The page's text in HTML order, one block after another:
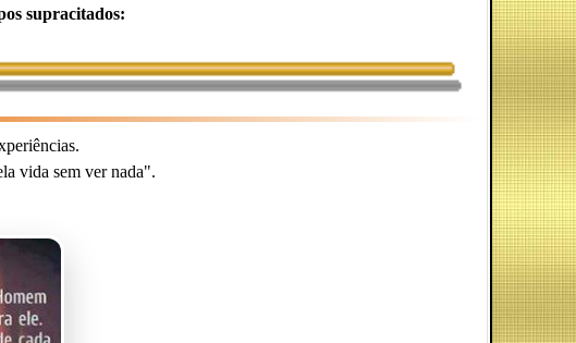
supracitados:
vida sem ver nada".